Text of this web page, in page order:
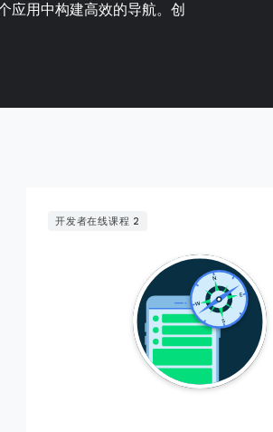
应用中构建高效的导航。创
开发者在线课程 2